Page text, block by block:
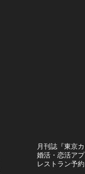
月刊誌『東京カ
婚活・恋活ア
レストラン予